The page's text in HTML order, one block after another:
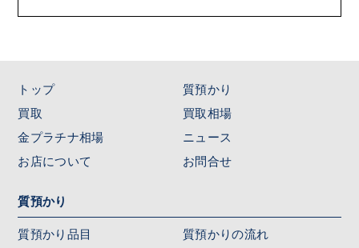
トップ
質預かり
買取
買取相場
金プラチナ相場
ニュース
お店について
お問合せ
質預かり
質預かり品目
質預かりの流れ